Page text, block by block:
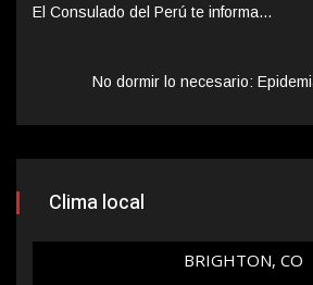
El Consulado del Perú te informa…
No dormir lo necesario:
Clima local
BRIGHTON, CO